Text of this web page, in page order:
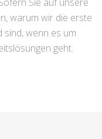
warum wir die erste
wenn es um
geht.